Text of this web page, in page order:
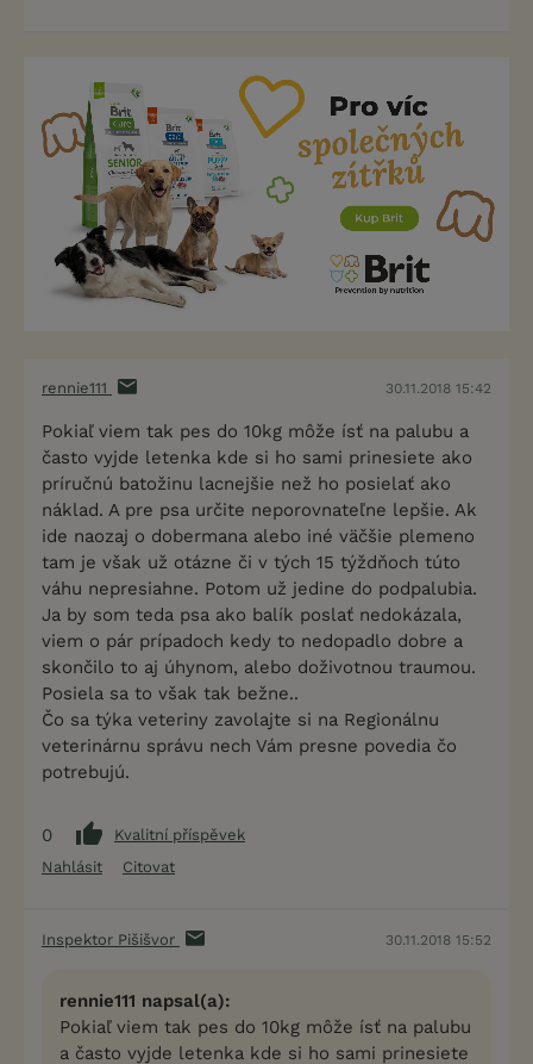
rennie111 30.11.2018 15:42
Pokiaľ viem tak pes do 10kg môže ísť na palubu a
často vyjde letenka kde si ho sami prinesiete ako
príručnú batožinu lacnejšie než ho posielať ako
náklad. A pre psa určite neporovnateľne lepšie. Ak
ide naozaj o dobermana alebo iné väčšie plemeno
tam je však už otázne či v tých 15 týždňoch túto
váhu nepresiahne. Potom už jedine do podpalubia.
Ja by som teda psa ako balík poslať nedokázala,
viem o pár prípadoch kedy to nedopadlo dobre a
skončilo to aj úhynom, alebo doživotnou traumou.
Posiela sa to však tak bežne..
Čo sa týka veteriny zavolajte si na Regionálnu
veterinárnu správu nech Vám presne povedia čo
potrebujú.
0
Kvalitní příspěvek
Nahlásit
Citovat
Inspektor Pišišvor 30.11.2018 15:52
rennie111 napsal(a):
Pokiaľ viem tak pes do 10kg môže ísť na palubu
a často vyjde letenka kde si ho sami prinesiete